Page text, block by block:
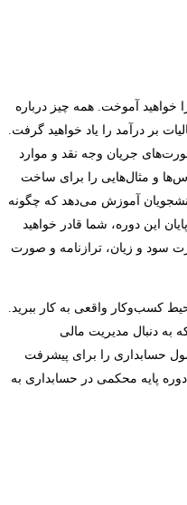
خواهید آموخت. همه چیز درباره
بر درآمد را یاد خواهید گرفت.
جریان وجه نقد و موارد
و مثال‌هایی را برای ساخت
آموزش می‌دهد که چگونه
این دوره، شما قادر خواهید
سود و زیان، ترازنامه و صورت
کسب‌وکار واقعی به کار ببرید.
دنبال مدیریت مالی
حسابداری را برای پیشرفت
پایه محکمی در حسابداری به